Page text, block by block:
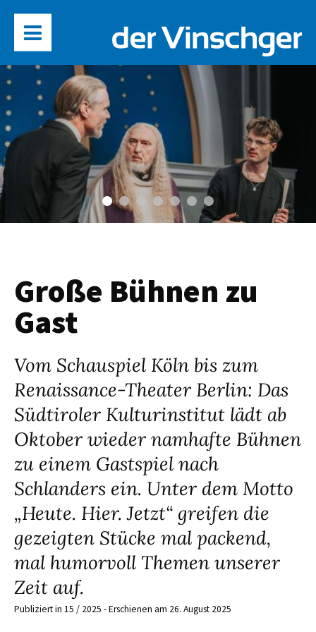
Große Bühnen zu
Gast
Vom Schauspiel Köln bis zum
Renaissance-Theater Berlin: Das
Südtiroler Kulturinstitut lädt ab
Oktober wieder namhafte Bühnen
zu einem Gastspiel nach
Schlanders ein. Unter dem Motto
„Heute. Hier. Jetzt“ greifen die
gezeigten Stücke mal packend,
mal humorvoll Themen unserer
Zeit auf.
Publiziert in 15 / 2025 - Erschienen am 26. August 2025